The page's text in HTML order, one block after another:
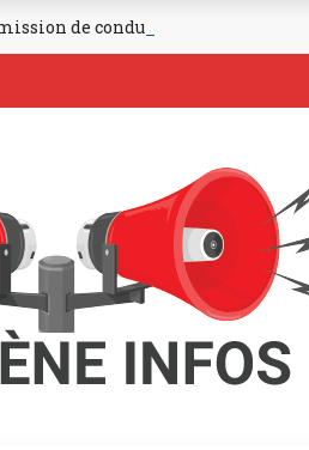
de conduire dans les fonts